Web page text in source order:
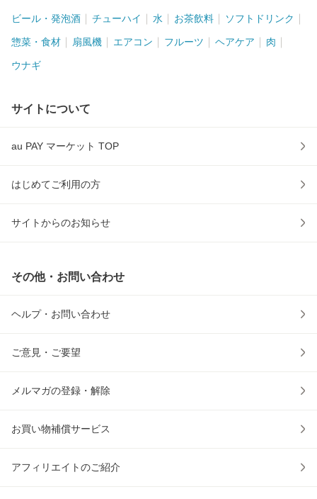
ビール・発泡酒 チューハイ 水 お茶飲料 ソフトドリンク
惣菜・食材 扇風機 エアコン フルーツ ヘアケア 肉
ウナギ
サイトについて
au PAY マーケット TOP
はじめてご利用の方
サイトからのお知らせ
その他・お問い合わせ
ヘルプ・お問い合わせ
ご意見・ご要望
メルマガの登録・解除
お買い物補償サービス
アフィリエイトのご紹介